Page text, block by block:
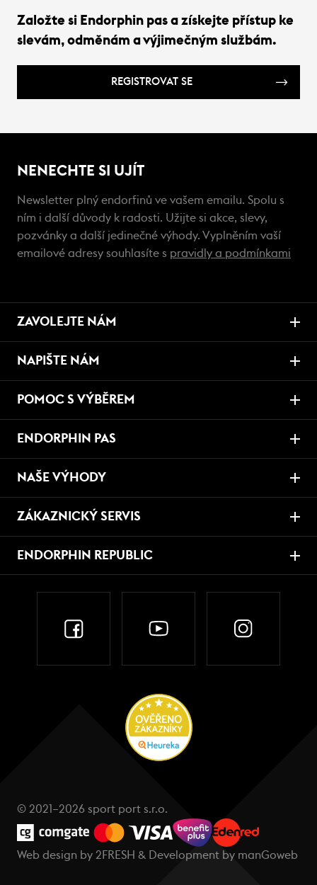
Založte si Endorphin pas a získejte přístup ke
slevám, odměnám a výjimečným službám.
REGISTROVAT SE
NENECHTE SI UJÍT
Newsletter plný endorfinů ve vašem emailu. Spolu s
ním i další důvody k radosti. Užijte si akce, slevy,
pozvánky a další jedinečné výhody. Vyplněním vaší
emailové adresy souhlasíte s pravidly a podmínkami
ZAVOLEJTE NÁM
NAPIŠTE NÁM
POMOC S VÝBĚREM
ENDORPHIN PAS
NAŠE VÝHODY
ZÁKAZNICKÝ SERVIS
ENDORPHIN REPUBLIC
© 2021–2026 sport port s.r.o.
Web design by 2FRESH & Development by manGoweb